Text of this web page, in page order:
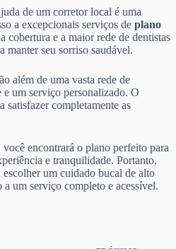
de um corretor local é uma
a excepcionais serviços de plano
cobertura e a maior rede de dentistas
manter seu sorriso saudável.
além de uma vasta rede de
um serviço personalizado. O
satisfazer completamente as
encontrará o plano perfeito para
e tranquilidade. Portanto,
um cuidado bucal de alto
um serviço completo e acessível.